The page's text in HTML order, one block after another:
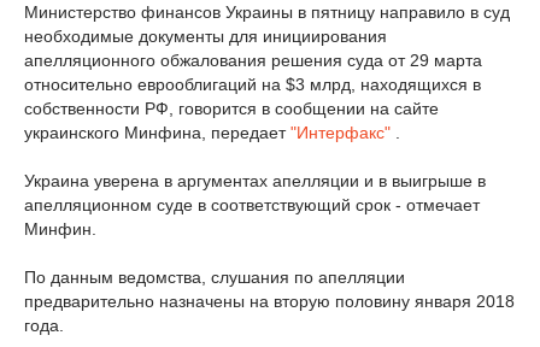
Министерство финансов Украины в пятницу направило в суд
необходимые документы для инициирования
апелляционного обжалования решения суда от 29 марта
относительно еврооблигаций на $3 млрд, находящихся в
собственности РФ, говорится в сообщении на сайте
украинского Минфина, передает"Интерфакс"
Украина уверена в аргументах апелляции и в выигрыше в
апелляционном суде в соответствующий срок - отмечает
Минфин.
По данным ведомства, слушания по апелляции
предварительно назначены на вторую половину января 2018
года.